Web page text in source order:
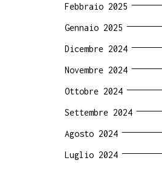
Febbraio 2025
Gennaio 2025
Dicembre 2024
Novembre 2024
Ottobre 2024
Settembre 2024
Agosto 2024
Luglio 2024